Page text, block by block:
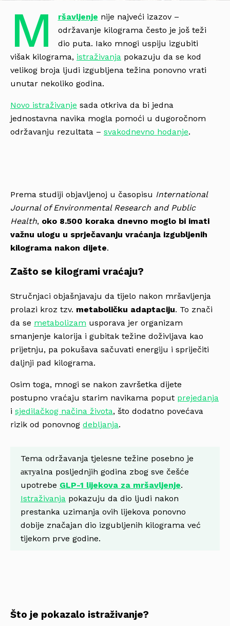
M ršavljenje nije najveći izazov –
održavanje kilograma često je još teži
dio puta. Iako mnogi uspiju izgubiti
višak kilograma, istraživanja pokazuju da se kod
velikog broja ljudi izgubljena težina ponovno vrati
unutar nekoliko godina.
Novo istraživanje sada otkriva da bi jedna
jednostavna navika mogla pomoći u dugoročnom
održavanju rezultata – svakodnevno hodanje.
Prema studiji objavljenoj u časopisu International
Journal of Environmental Research and Public
Health, oko 8.500 koraka dnevno moglo bi imati
važnu ulogu u sprječavanju vraćanja izgubljenih
kilograma nakon dijete.
Zašto se kilogrami vraćaju?
Stručnjaci objašnjavaju da tijelo nakon mršavljenja
prolazi kroz tzv. metaboličku adaptaciju. To znači
da se metabolizam usporava jer organizam
smanjenje kalorija i gubitak težine doživljava kao
prijetnju, pa pokušava sačuvati energiju i spriječiti
daljnji pad kilograma.
Osim toga, mnogi se nakon završetka dijete
postupno vraćaju starim navikama poput prejedanja
i sjedilačkog načina života, što dodatno povećava
rizik od ponovnog debljanja.
Tema održavanja tjelesne težine posebno je
актуalna posljednjih godina zbog sve češće
upotrebe GLP-1 lijekova za mršavljenje.
Istraživanja pokazuju da dio ljudi nakon
prestanka uzimanja ovih lijekova ponovno
dobije značajan dio izgubljenih kilograma već
tijekom prve godine.
Što je pokazalo istraživanje?